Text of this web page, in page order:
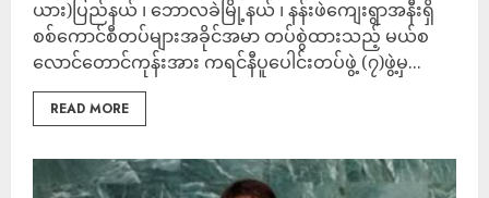
ယား)ပြည်နယ် ၊ ဘောလခဲမြို့နယ် ၊ နန်းဖဲကျေးရွာအနီးရှိ
စစ်ကောင်စီတပ်များအခိုင်အမာ တပ်စွဲထားသည့် မယ်စ
လောင်တောင်ကုန်းအား ကရင်နီပူပေါင်းတပ်ဖွဲ့ (၇)ဖွဲ့မှ...
READ MORE